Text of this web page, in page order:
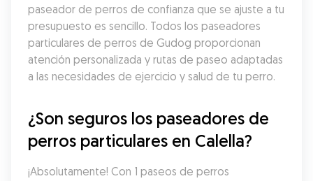
paseador de perros de confianza que se ajuste a tu
presupuesto es sencillo. Todos los paseadores
particulares de perros de Gudog proporcionan
atención personalizada y rutas de paseo adaptadas
a las necesidades de ejercicio y salud de tu perro.
¿Son seguros los paseadores de
perros particulares en Calella?
¡Absolutamente! Con 1 paseos de perros